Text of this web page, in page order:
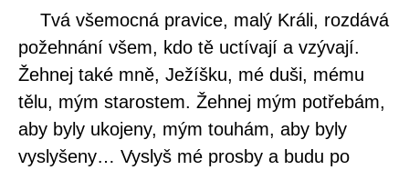
Tvá všemocná pravice, malý Králi, rozdává
požehnání všem, kdo tě uctívají a vzývají.
Žehnej také mně, Ježíšku, mé duši, mému
tělu, mým starostem. Žehnej mým potřebám,
aby byly ukojeny, mým touhám, aby byly
vyslyšeny… Vyslyš mé prosby a budu po